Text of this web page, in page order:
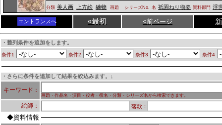
分類 美人画 上方絵 練物 画題 シリーズNo. 名 祇園ねり物姿 資料部門 浮
エントランスへ «最初 <前ページ
・整列条件を追加をします。
条件1 条件2 条件3 条件4
・さらに条件を追加して結果を絞込みます。↓
キーワード：
画題・作品名・演目・役者・役名・分類・シリーズ名から検索できます。
絵師： 落款：
◆資料情報